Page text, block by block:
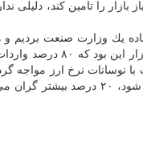
یك وزارت صنعت بردیم و هم
با نوسانات نرخ ارز مواجه